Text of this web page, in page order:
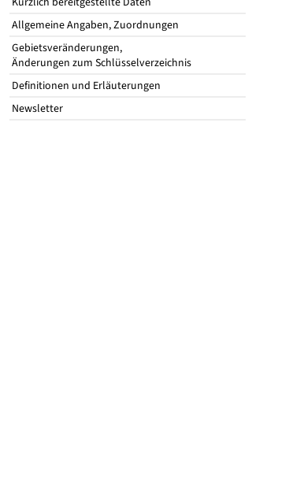
Allgemeine Angaben, Zuordnungen
Gebietsveränderungen,
Änderungen zum Schlüsselverzeichnis
Definitionen und Erläuterungen
Newsletter